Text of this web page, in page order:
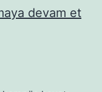
devam et